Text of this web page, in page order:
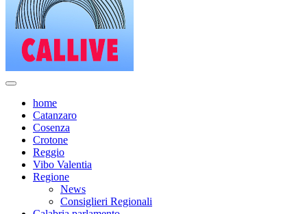
home
Catanzaro
Cosenza
Crotone
Reggio
Vibo Valentia
Regione
News
Consiglieri Regionali